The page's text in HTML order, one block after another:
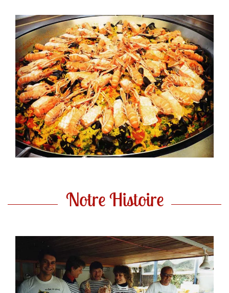
Notre Histoire